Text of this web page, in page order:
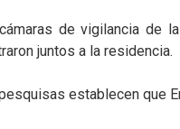
de vigilancia de
juntos a la residencia.
establecen que